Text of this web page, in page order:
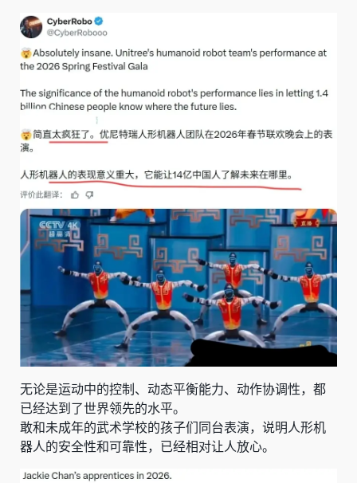
无论是运动中的控制、动态平衡能力、动作协调性，都
已经达到了世界领先的水平。
敢和未成年的武术学校的孩子们同台表演，说明人形机
器人的安全性和可靠性，已经相对让人放心。